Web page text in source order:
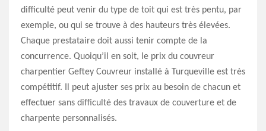
difficulté peut venir du type de toit qui est très pentu, par
exemple, ou qui se trouve à des hauteurs très élevées.
Chaque prestataire doit aussi tenir compte de la
concurrence. Quoiqu’il en soit, le prix du couvreur
charpentier Geftey Couvreur installé à Turqueville est très
compétitif. Il peut ajuster ses prix au besoin de chacun et
effectuer sans difficulté des travaux de couverture et de
charpente personnalisés.